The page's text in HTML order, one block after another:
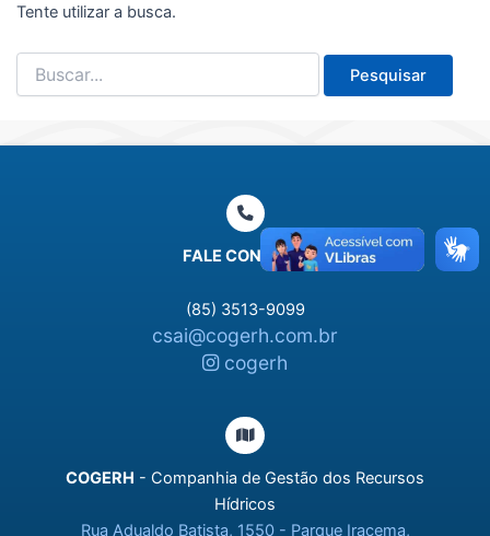
Tente utilizar a busca.
Pesquisar
por:
FALE CONOSCO
(85) 3513-9099
csai@cogerh.com.br
cogerh
COGERH - Companhia de Gestão dos Recursos
Hídricos
Rua Adualdo Batista, 1550 - Parque Iracema,